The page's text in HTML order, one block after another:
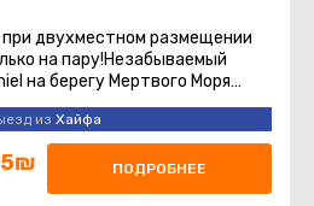
двухместном размещении
на пару!Незабываемый
на берегу Мертвого Моря
включает групповой трансфер ...
из Хайфа
ПОДРОБНЕЕ